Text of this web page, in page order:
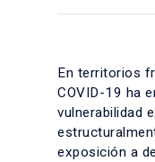
En territorios
COVID-19 ha
vulnerabilidad
exposición a